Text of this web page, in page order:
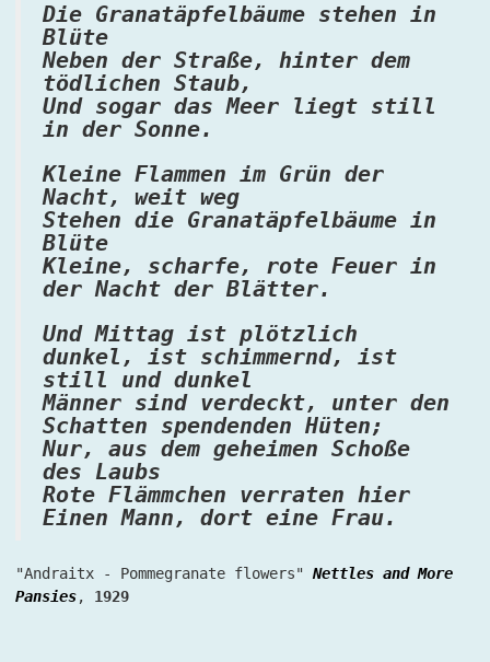
Die Granatäpfelbäume stehen in
Blüte
Neben der Straße, hinter dem
tödlichen Staub,
Und sogar das Meer liegt still
in der Sonne.
Kleine Flammen im Grün der
Nacht, weit weg
Stehen die Granatäpfelbäume in
Blüte
Kleine, scharfe, rote Feuer in
der Nacht der Blätter.
Und Mittag ist plötzlich
dunkel, ist schimmernd, ist
still und dunkel
Männer sind verdeckt, unter den
Schatten spendenden Hüten;
Nur, aus dem geheimen Schoße
des Laubs
Rote Flämmchen verraten hier
Einen Mann, dort eine Frau.
"Andraitx - Pommegranate flowers" Nettles and More
Pansies, 1929